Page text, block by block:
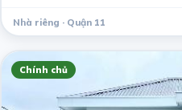
Nhà riêng · Quận 11
Chính chủ